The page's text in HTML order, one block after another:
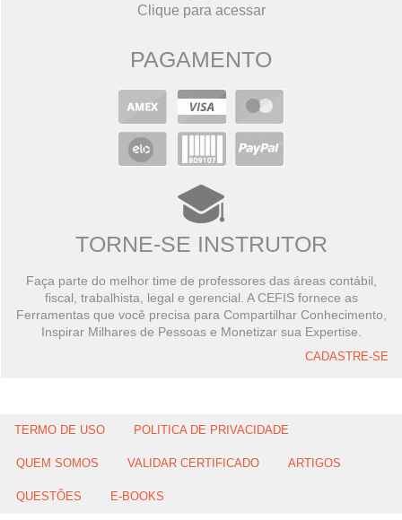
Clique para acessar
PAGAMENTO
TORNE-SE INSTRUTOR
Faça parte do melhor time de professores das áreas contábil,
fiscal, trabalhista, legal e gerencial. A CEFIS fornece as
Ferramentas que você precisa para Compartilhar Conhecimento,
Inspirar Milhares de Pessoas e Monetizar sua Expertise.
CADASTRE-SE
TERMO DE USO POLITICA DE PRIVACIDADE
QUEM SOMOS VALIDAR CERTIFICADO ARTIGOS
QUESTÕES E-BOOKS